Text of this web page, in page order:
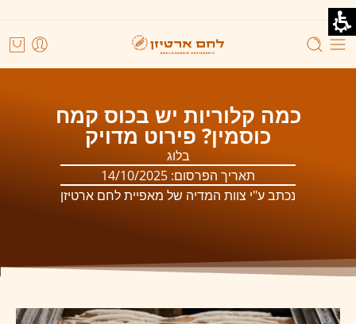
כמה קלוריות יש בכוס קמח
כוסמין? פירוט מדויק
בלוג
תאריך הפרסום: 14/10/2025
נכתב ע"י צוות המדיה של מאפיית לחם ארטיזן